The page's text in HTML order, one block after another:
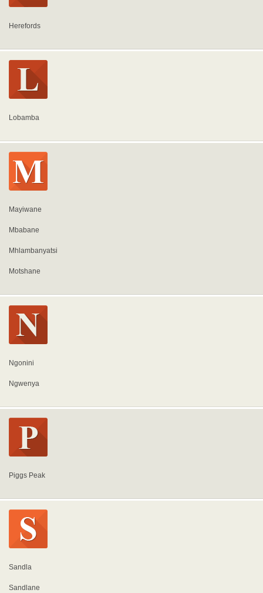
Herefords
Lobamba
Mayiwane
Mbabane
Mhlambanyatsi
Motshane
Ngonini
Ngwenya
Piggs Peak
Sandla
Sandlane